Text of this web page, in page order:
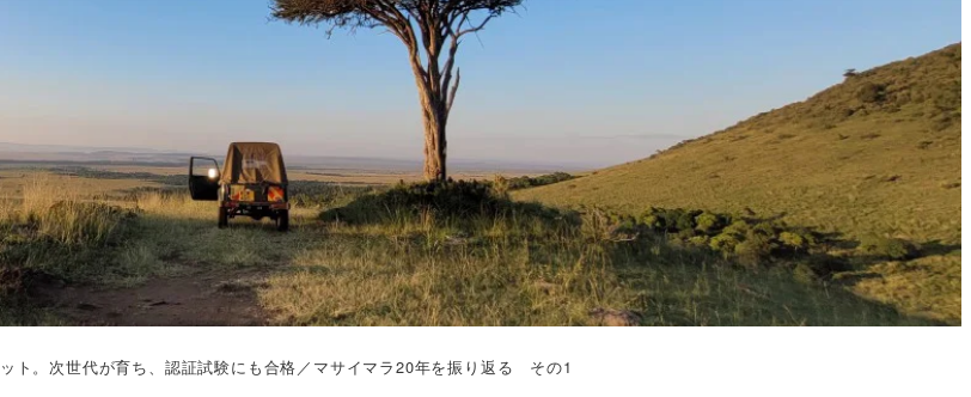
ト。次世代が育ち、認証試験にも合格／マサイマラ20年を振り返る その1